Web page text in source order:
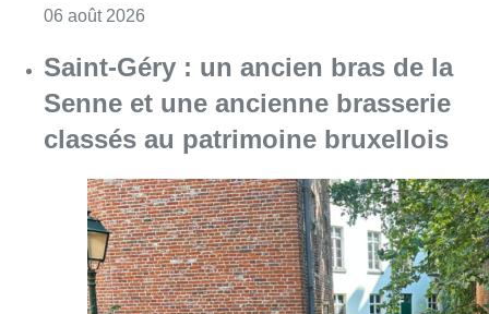
06 août 2026
Saint-Géry : un ancien bras de la
Senne et une ancienne brasserie
classés au patrimoine bruxellois